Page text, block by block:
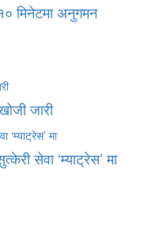
मिनेटमा अनुगमन
जारी
सेवा ‘म्याट्रेस’ मा